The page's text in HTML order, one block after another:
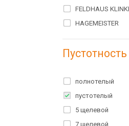
FELDHAUS
HAGEMEISTER
HEYLEN BRICKS
IBSTOCK
RAUF
Rauf Fassade
Terex
WIENERBERGER
Пустотность
полнотелый
пустотелый
5 щелевой
7 щелевой